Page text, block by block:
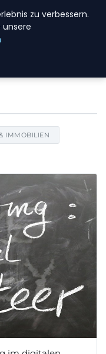
JOBS
IMMOBILIEN
zu verbessern.
unsere